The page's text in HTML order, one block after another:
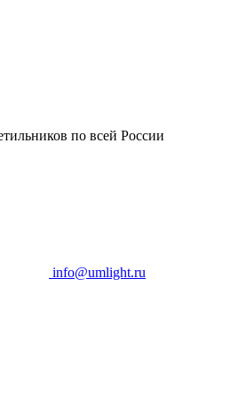
по всей России
info@umlight.ru